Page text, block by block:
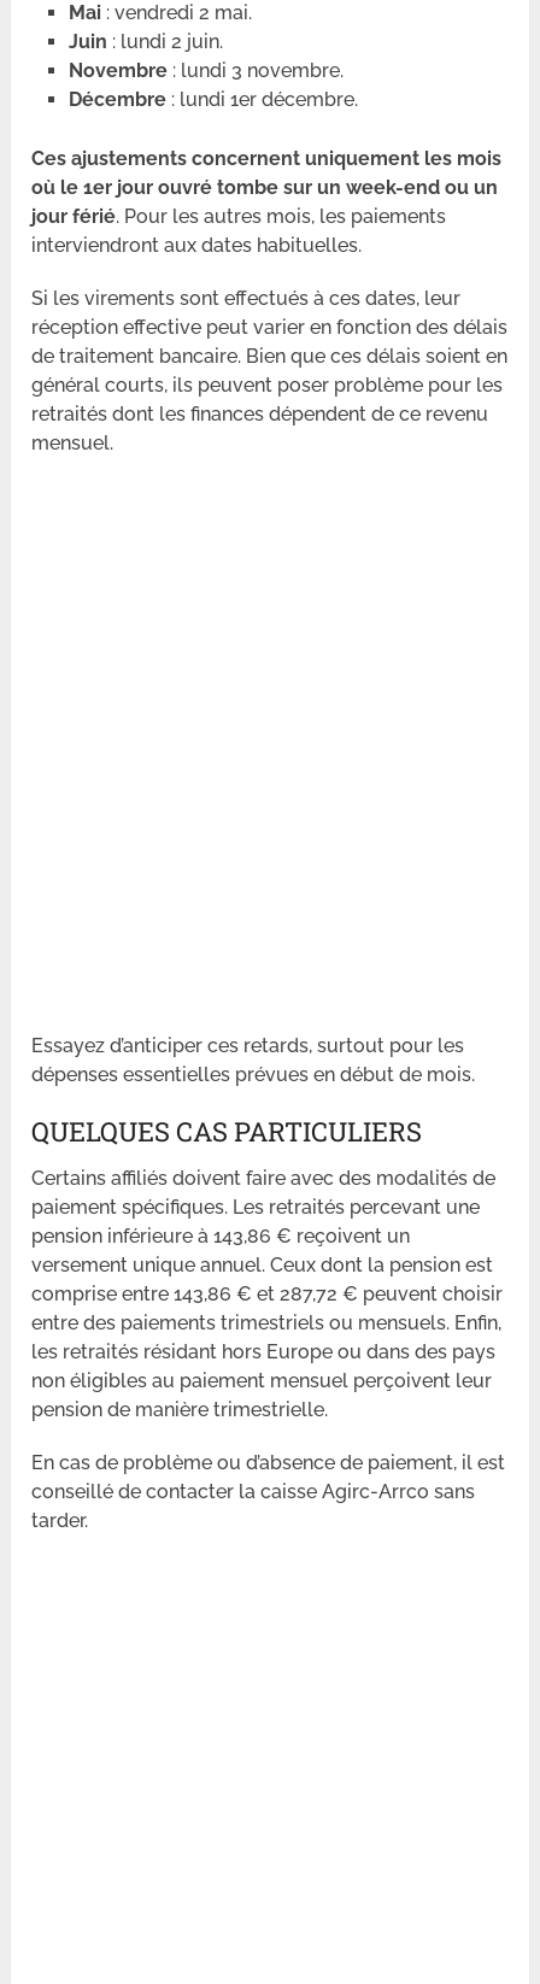
Mai : vendredi 2 mai.
Juin : lundi 2 juin.
Novembre: lundi 3 novembre.
Décembre: lundi 1er décembre.
Ces ajustements concernent uniquement les mois
où le 1er jour ouvré tombe sur un week-end ou un
jour férié. Pour les autres mois, les paiements
interviendront aux dates habituelles.
Si les virements sont effectués à ces dates, leur
réception effective peut varier en fonction des délais
de traitement bancaire. Bien que ces délais soient en
général courts, ils peuvent poser problème pour les
retraités dont les finances dépendent de ce revenu
mensuel.
Essayez d’anticiper ces retards, surtout pour les
dépenses essentielles prévues en début de mois.
QUELQUES CAS PARTICULIERS
Certains affiliés doivent faire avec des modalités de
paiement spécifiques. Les retraités percevant une
pension inférieure à 143,86 € reçoivent un
versement unique annuel. Ceux dont la pension est
comprise entre 143,86 € et 287,72 € peuvent choisir
entre des paiements trimestriels ou mensuels. Enfin,
les retraités résidant hors Europe ou dans des pays
non éligibles au paiement mensuel perçoivent leur
pension de manière trimestrielle.
En cas de problème ou d’absence de paiement, il est
conseillé de contacter la caisse Agirc-Arrco sans
tarder.